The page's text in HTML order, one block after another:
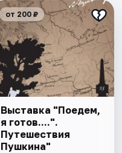
от 200 ₽
Выставка "Поедем,
я готов....".
Путешествия
Пушкина"